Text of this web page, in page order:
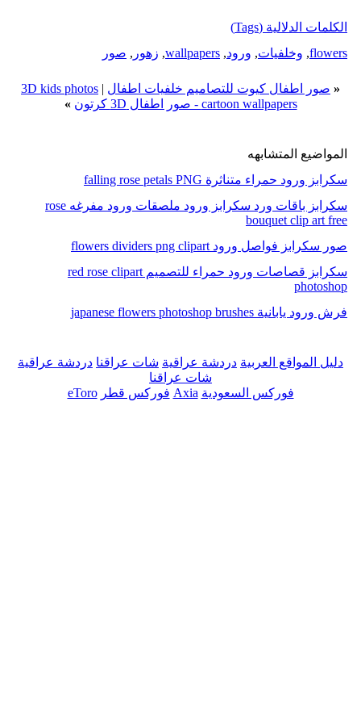
الكلمات الدلالية (Tags)
flowers
, وخلفيات, ورود,
wallpapers
, زهور , صور
« صور اطفال كيوت للتصاميم خلفيات اطفال |
3D kids photos
cartoon wallpapers - صور اطفال 3D كرتون
»
المواضيع المتشابهه
سكرابز ورود حمراء متناثرة falling rose petals PNG
سكرابز باقات ورد سكرابز ورود ملصقات ورود مفرغه rose
bouquet clip art free
صور سكرابز فواصل ورود flowers dividers png clipart
سكرابز قصاصات ورود حمراء للتصميم red rose clipart
photoshop
فرش ورود يابانية japanese flowers photoshop brushes
دليل المواقع العربية دردشة عراقية شات عراقنا دردشة عراقية
شات عراقنا
فوركس السعودية Axia فوركس قطر eToro